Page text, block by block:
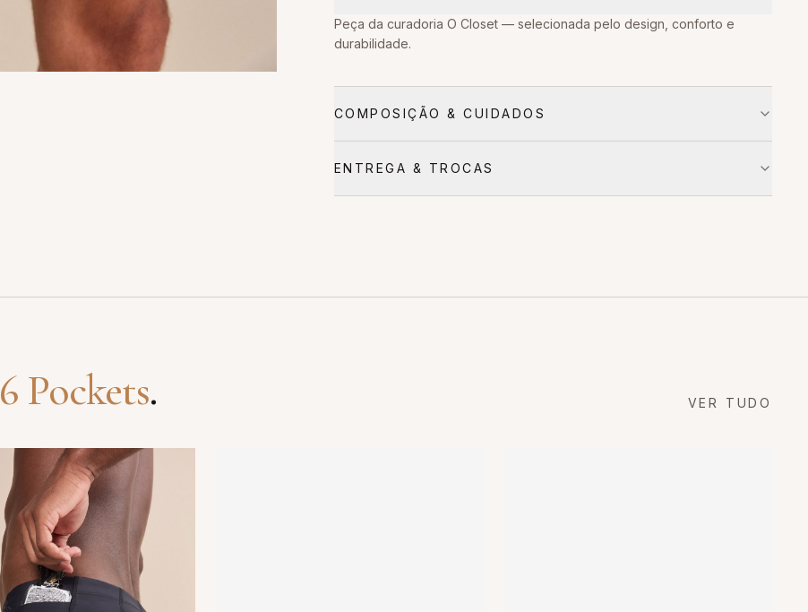
Peça da curadoria O Closet — selecionada pelo design, conforto e
durabilidade.
COMPOSIÇÃO & CUIDADOS
ENTREGA & TROCAS
6 Pockets. VER TUDO